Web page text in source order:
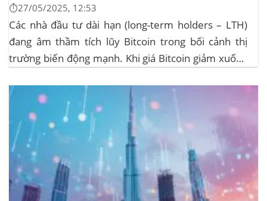
⏱️27/05/2025, 12:53
Các nhà đầu tư dài hạn (long-term holders – LTH)
đang âm thầm tích lũy Bitcoin trong bối cảnh thị
trường biến động mạnh. Khi giá Bitcoin giảm xuống
khiến hơn 185 triệu USD vị thế mua bị xóa...